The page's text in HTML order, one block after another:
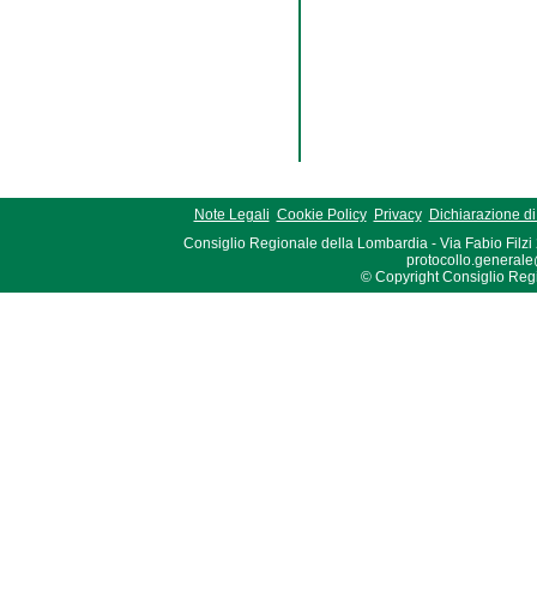
Note Legali Cookie Policy Privacy
Dichiarazione
Consiglio Regionale della Lombardia - Via Fabio Filzi
© Copyright Consiglio